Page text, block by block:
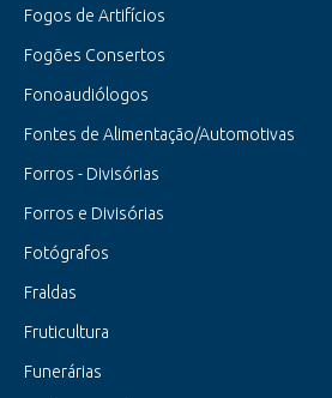
Fogos de Artifícios
Fogões Consertos
Fonoaudiólogos
Fontes de Alimentação/Automotivas
Forros - Divisórias
Forros e Divisórias
Fotógrafos
Fraldas
Fruticultura
Funerárias